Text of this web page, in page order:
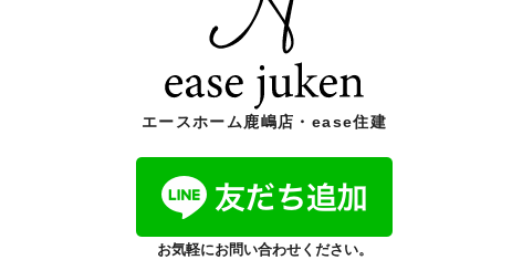
エースホーム鹿嶋店・ease住建
お気軽にお問い合わせください。